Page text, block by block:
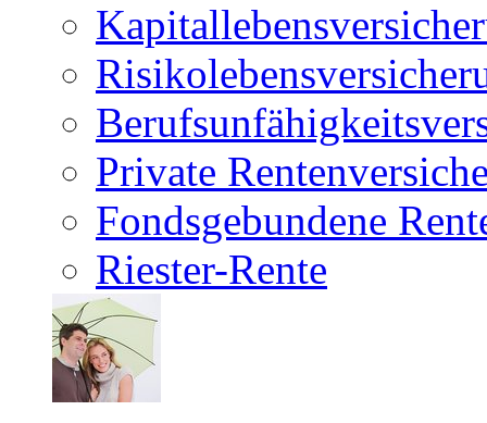
Private
Fondsgebundene
Riester-Rente